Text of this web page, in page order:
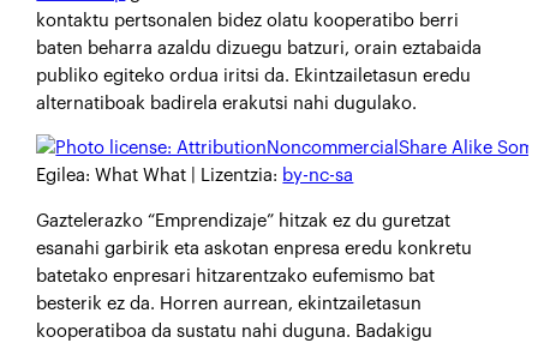
kontaktu pertsonalen bidez olatu kooperatibo berri
baten beharra azaldu dizuegu batzuri, orain eztabaida
publiko egiteko ordua iritsi da. Ekintzailetasun eredu
alternatiboak badirela erakutsi nahi dugulako.
Egilea:What What | Lizentzia: by-nc-sa
Gaztelerazko “Emprendizaje” hitzak ez du guretzat
esanahi garbirik eta askotan enpresa eredu konkretu
batetako enpresari hitzarentzako eufemismo bat
besterik ez da. Horren aurrean, ekintzailetasun
kooperatiboa da sustatu nahi duguna. Badakigu